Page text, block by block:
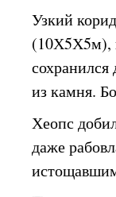
Узкий
(10Х5Х5м),
из камня.
Хеопс
даже